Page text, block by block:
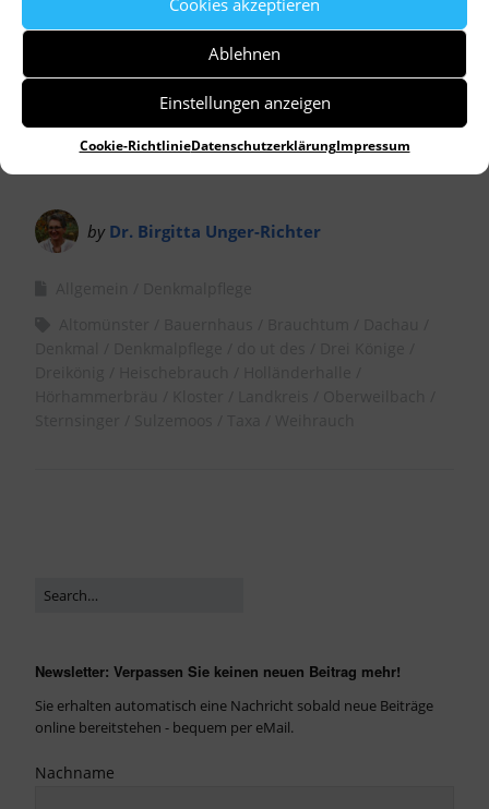
Cookies akzeptieren
Ablehnen
Einstellungen anzeigen
Cookie-RichtlinieDatenschutzerklärungImpressum
by Dr. Birgitta Unger-Richter
Newsletter: Verpassen Sie keinen neuen Beitrag mehr!
Sie erhalten automatisch eine Nachricht sobald neue Beiträge
online bereitstehen - bequem per eMail.
Nachname